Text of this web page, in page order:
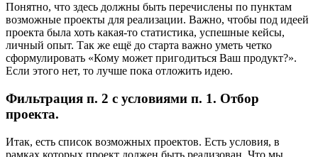
Понятно, что здесь должны быть перечислены по пунктам
возможные проекты для реализации. Важно, чтобы под идеей
проекта была хоть какая-то статистика, успешные кейсы,
личный опыт. Так же ещё до старта важно уметь четко
сформулировать «Кому может пригодиться Ваш продукт?».
Если этого нет, то лучше пока отложить идею.
Фильтрация п. 2 с условиями п. 1. Отбор
проекта.
Итак, есть список возможных проектов. Есть условия, в
рамках которых проект должен быть реализован. Что мы